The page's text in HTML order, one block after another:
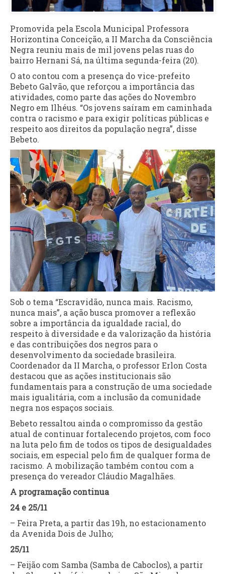
Promovida pela Escola Municipal Professora
Horizontina Conceição, a II Marcha da Consciência
Negra reuniu mais de mil jovens pelas ruas do
bairro Hernani Sá, na última segunda-feira (20).
O ato contou com a presença do vice-prefeito
Bebeto Galvão, que reforçou a importância das
atividades, como parte das ações do Novembro
Negro em Ilhéus. “Os jovens saíram em caminhada
contra o racismo e para exigir políticas públicas e
respeito aos direitos da população negra”, disse
Bebeto.
Sob o tema “Escravidão, nunca mais. Racismo,
nunca mais”, a ação busca promover a reflexão
sobre a importância da igualdade racial, do
respeito à diversidade e da valorização da história
e das contribuições dos negros para o
desenvolvimento da sociedade brasileira.
Coordenador da II Marcha, o professor Erlon Costa
destacou que as ações institucionais são
fundamentais para a construção de uma sociedade
mais igualitária, com a inclusão da comunidade
negra nos espaços sociais.
Bebeto ressaltou ainda o compromisso da gestão
atual de continuar fortalecendo projetos, com foco
na luta pelo fim de todos os tipos de desigualdades
sociais, em especial pelo fim de qualquer forma de
racismo. A mobilização também contou com a
presença do vereador Cláudio Magalhães.
A programação continua
24 e 25/11
– Feira Preta, a partir das 19h, no estacionamento
da Avenida Dois de Julho;
25/11
– Feijão com Samba (Samba de Caboclos), a partir